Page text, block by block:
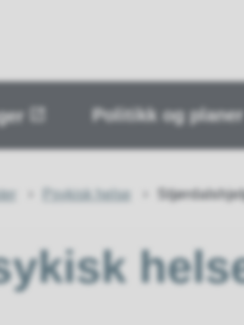
Politikk og planer
Psykisk helse